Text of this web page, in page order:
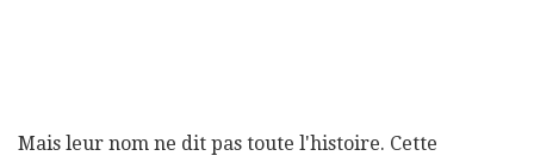
Mais leur nom ne dit pas toute l'histoire. Cette